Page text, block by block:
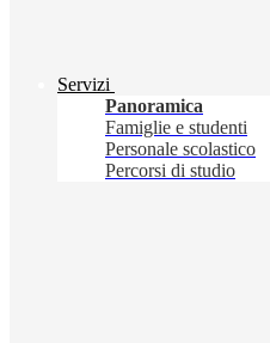
Servizi
Panoramica
Famiglie e studenti
Personale scolastico
Percorsi di studio